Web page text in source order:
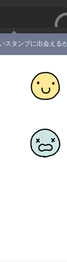
スタンプに出会える